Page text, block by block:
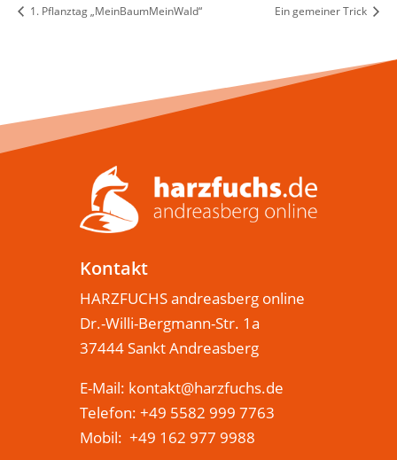
1. Pflanztag „MeinBaumMeinWald“ Ein gemeiner Trick
Kontakt
HARZFUCHS andreasberg online
Dr.-Willi-Bergmann-Str. 1a
37444 Sankt Andreasberg
E-Mail: kontakt@harzfuchs.de
Telefon: +49 5582 999 7763
Mobil: +49 162 977 9988